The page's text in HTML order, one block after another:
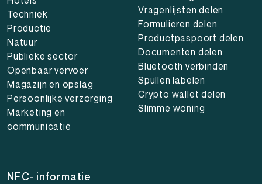
Techniek
Productie
Natuur
Publieke sector
Openbaar vervoer
Magazijn en opslag
Persoonlijke verzorging
Marketing en
communicatie
Vragenlijsten delen
Formulieren delen
Productpaspoort delen
Documenten delen
Bluetooth verbinden
Spullen labelen
Crypto wallet delen
Slimme woning
NFC- informatie